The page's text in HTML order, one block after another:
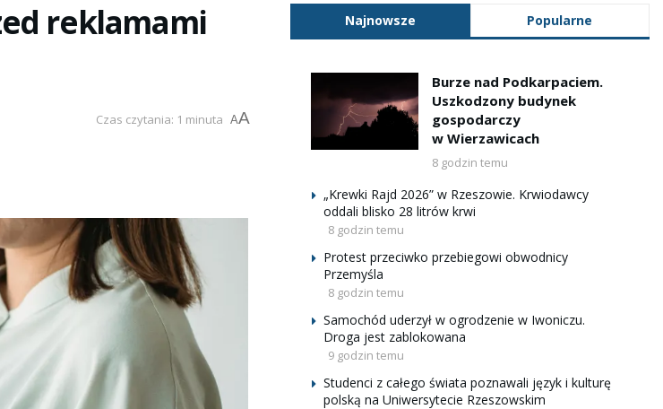
reklamami
Czas czytania: 1 minuta AA
Najnowsze Popularne
Burze nad Podkarpaciem.
Uszkodzony budynek
gospodarczy
w Wierzawicach
8 godzin temu
„Krewki Rajd 2026” w Rzeszowie. Krwiodawcy
oddali blisko 28 litrów krwi
8 godzin temu
Protest przeciwko przebiegowi obwodnicy
Przemyśla
8 godzin temu
Samochód uderzył w ogrodzenie w Iwoniczu.
Droga jest zablokowana
9 godzin temu
Studenci z całego świata poznawali język i kulturę
polską na Uniwersytecie Rzeszowskim